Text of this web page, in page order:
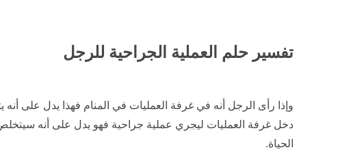
تفسير حلم العملية الجراحية للرجل
وإذا رأى الرجل أنه في غرفة العمليات في المنام فهذا يدل على أنه
دخل غرفة العمليات ليجري عملية جراحية فهو يدل على أنه
الحياة.